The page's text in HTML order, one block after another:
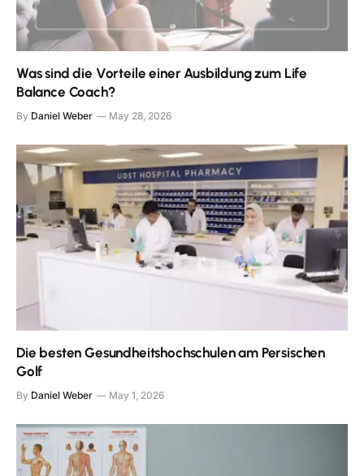
Was sind die Vorteile einer Ausbildung zum Life
Balance Coach?
By Daniel Weber May 28, 2026
Die besten Gesundheitshochschulen am Persischen
Golf
By Daniel Weber May 1, 2026